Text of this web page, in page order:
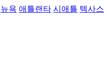
뉴욕 애틀랜타 시애틀 텍사스